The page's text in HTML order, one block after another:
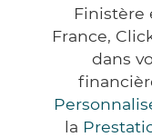
Finistère
France,
dans
la